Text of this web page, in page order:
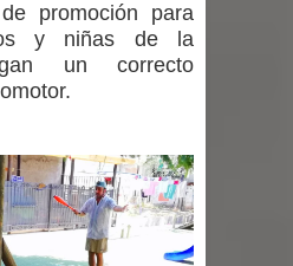
promoción para
y niñas de la
un correcto